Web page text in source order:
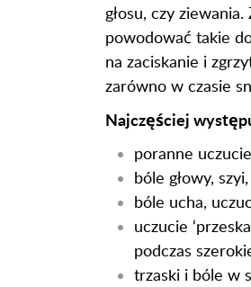
głosu, czy
powodować takie
na zaciskanie i
zarówno w czasie
Najczęściej
poranne
bóle głowy,
bóle ucha,
uczucie
podczas
trzaski i bóle w